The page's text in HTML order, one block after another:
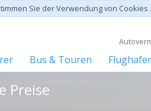
Sie der Verwendung von Cookies
Bus & Touren
Preise